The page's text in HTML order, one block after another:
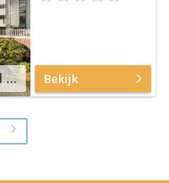
Daalsesingel 51, Utrecht Centraal Station Bekijk